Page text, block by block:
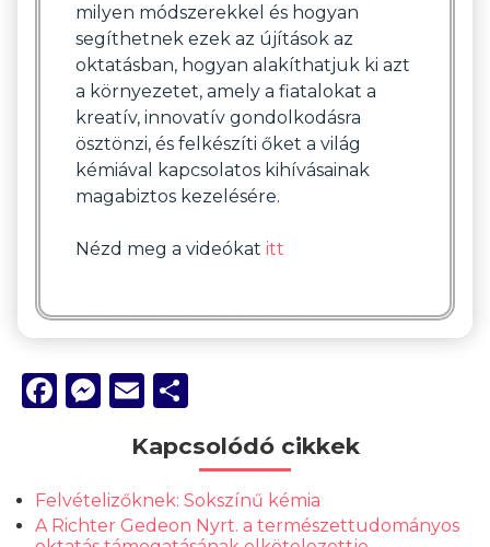
milyen módszerekkel és hogyan
segíthetnek ezek az újítások az
oktatásban, hogyan alakíthatjuk ki azt
a környezetet, amely a fiatalokat a
kreatív, innovatív gondolkodásra
ösztönzi, és felkészíti őket a világ
kémiával kapcsolatos kihívásainak
magabiztos kezelésére.
Nézd meg a videókat itt
Facebook
Messenger
Email
meg
Kapcsolódó cikkek
Felvételizőknek: Sokszínű kémia
A Richter Gedeon Nyrt. a természettudományos